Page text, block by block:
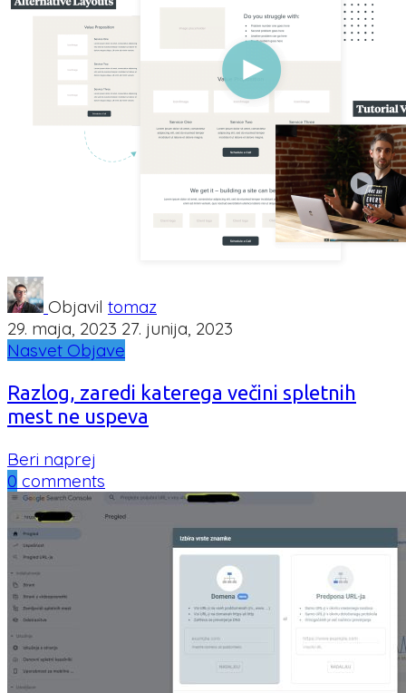
Objavil tomaz
29. maja, 2023 27. junija, 2023
Nasvet Objave
Razlog, zaredi katerega večini spletnih
mest ne uspeva
Beri naprej
0 comments